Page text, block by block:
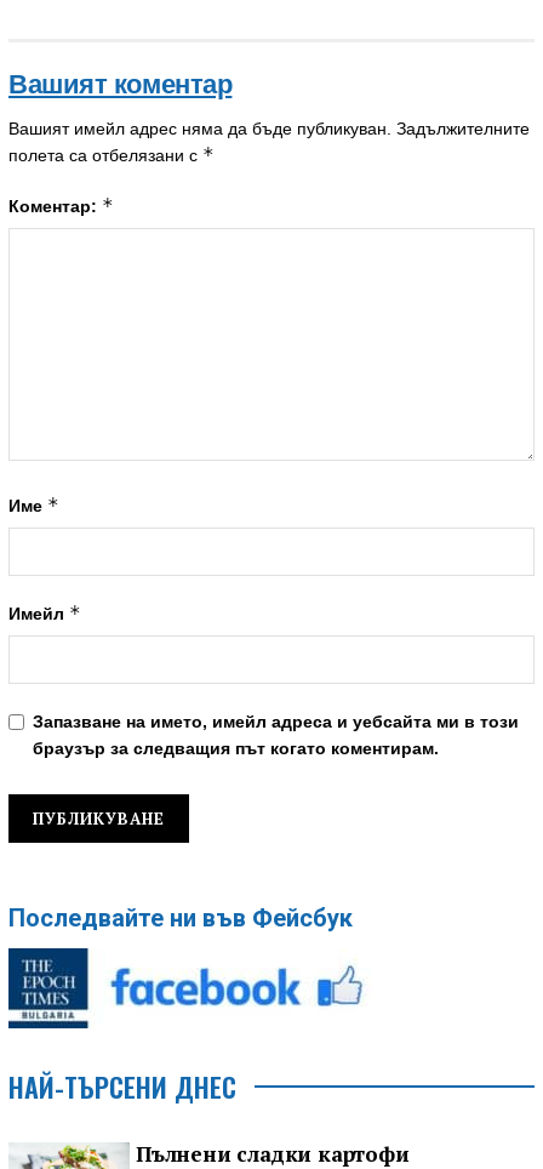
Вашият коментар
Вашият имейл адрес няма да бъде публикуван. Задължителните
полета са отбелязани с *
Коментар: *
Име *
Имейл *
Запазване на името, имейл адреса и уебсайта ми в този
браузър за следващия път когато коментирам.
Последвайте ни във Фейсбук
НАЙ-ТЪРСЕНИ ДНЕС
Пълнени сладки картофи